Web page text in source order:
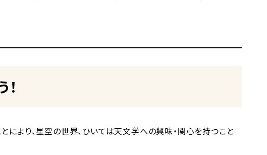
より、星空の世界、ひいては天文学への興味・関心を持つこと